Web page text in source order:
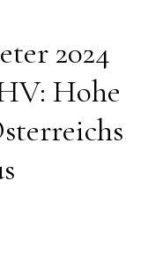
2024
Hohe